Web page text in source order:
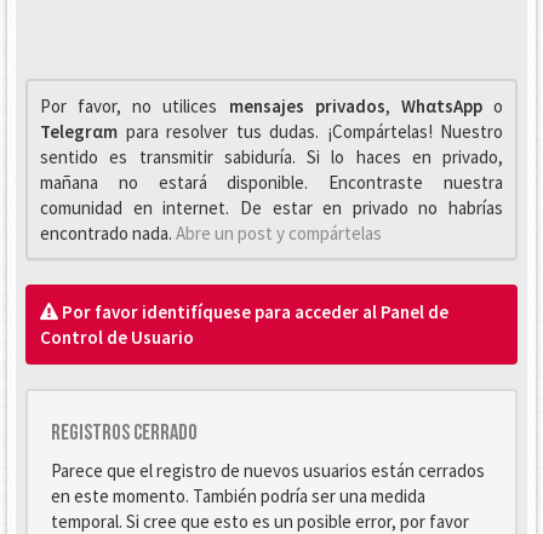
Por favor, no utilices mensajes privados, WhαtsAppo
Telegrαm para resolver tus dudas. ¡Compártelas! Nuestro
sentido es transmitir sabiduría. Si lo haces en privado,
mañana no estará disponible. Encontraste nuestra
comunidad en internet. De estar en privado no habrías
encontrado nada. Abre un post y compártelas
Por favor identifíquese para acceder al Panel de
Control de Usuario
Registros cerrado
Parece que el registro de nuevos usuarios están cerrados
en este momento. También podría ser una medida
temporal. Si cree que esto es un posible error, por favor